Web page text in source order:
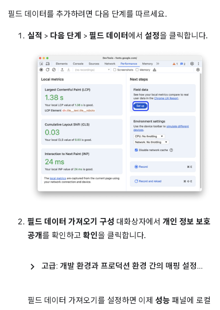
필드 데이터를 추가하려면 다음 단계를 따르세요.
실적 > 다음 단계 > 필드 데이터 에서 설정을 클릭합니다.
필드 데이터 가져오기 구성 대화상자에서 개인 정보 보호
공개를 확인하고 확인을 클릭합니다.
고급: 개발 환경과 프로덕션 환경 간의 매핑 설정...
필드 데이터 가져오기를 설정하면 이제 성능 패널에 로컬